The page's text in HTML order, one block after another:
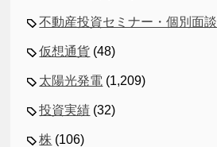
不動産投資セミナー・個別面談
仮想通貨 (48)
太陽光発電 (1,209)
投資実績 (32)
株 (106)